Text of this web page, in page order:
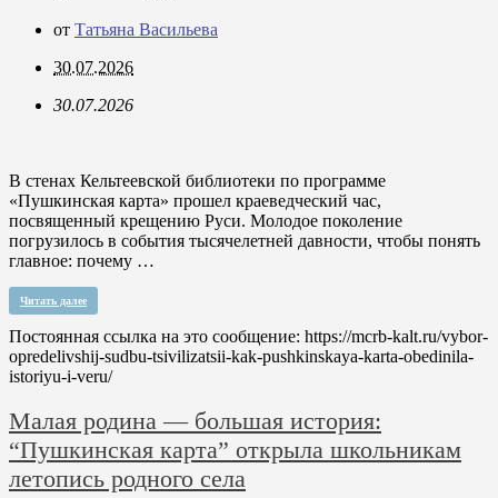
от Татьяна Васильева
30.07.2026
30.07.2026
В стенах Кельтеевской библиотеки по программе
«Пушкинская карта» прошел краеведческий час,
посвященный крещению Руси. Молодое поколение
погрузилось в события тысячелетней давности, чтобы понять
главное: почему …
Читать далее
Постоянная ссылка на это сообщение: https://mcrb-kalt.ru/vybor-
opredelivshij-sudbu-tsivilizatsii-kak-pushkinskaya-karta-obedinila-
istoriyu-i-veru/
Малая родина — большая история:
“Пушкинская карта” открыла школьникам
летопись родного села